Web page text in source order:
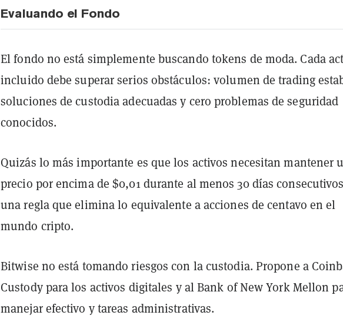
Evaluando el Fondo
El fondo no está simplemente buscando tokens de moda. Cada
incluido debe superar serios obstáculos: volumen de trading
soluciones de custodia adecuadas y cero problemas de seguridad
conocidos.
Quizás lo más importante es que los activos necesitan mantener
precio por encima de $0,01 durante al menos 30 días
una regla que elimina lo equivalente a acciones de centavo en el
mundo cripto.
Bitwise no está tomando riesgos con la custodia. Propone a
Custody para los activos digitales y al Bank of New York Mellon
manejar efectivo y tareas administrativas.